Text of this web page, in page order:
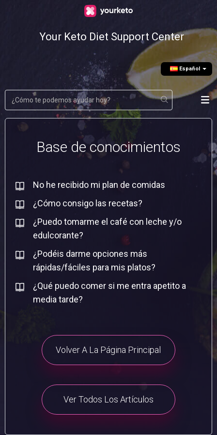
Your Keto Diet Support Center
Еspañol
Base de conocimientos
No he recibido mi plan de comidas
¿Cómo consigo las recetas?
¿Puedo tomarme el café con leche y/o
edulcorante?
¿Podéis darme opciones más
rápidas/fáciles para mis platos?
¿Qué puedo comer si me entra apetito a
media tarde?
Volver A La Página Principal
Ver Todos Los Artículos